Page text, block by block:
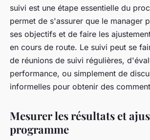
suivi est une étape essentielle du
permet de s'assurer que le manager
ses objectifs et de faire les
en cours de route. Le suivi peut se
de réunions de suivi régulières,
performance, ou simplement de
informelles pour obtenir des
Mesurer les résultats et
programme